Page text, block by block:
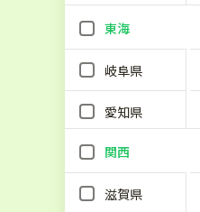
東海
岐阜県
愛知県
関西
滋賀県